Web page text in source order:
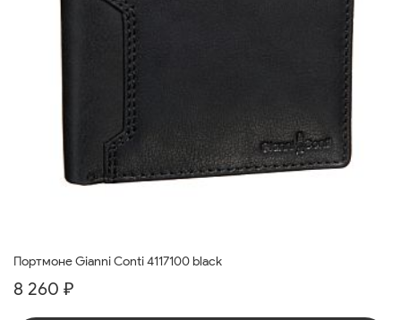
Портмоне Gianni Conti 4117100 black
8 260 ₽